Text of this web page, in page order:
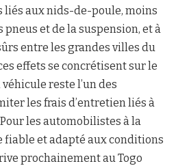
liés aux nids-de-poule, moins
pneus et de la suspension, et à
entre les grandes villes du
effets se concrétisent sur le
reste l’un des
les frais d’entretien liés à
les automobilistes à la
fiable et adapté aux conditions
prochainement au Togo